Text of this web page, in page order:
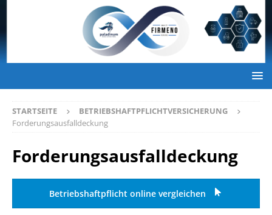
STARTSEITE
BETRIEBSHAFTPFLICHTVERSICHERUNG
Forderungsausfalldeckung
Forderungsausfalldeckung
Betriebshaftpflicht online vergleichen